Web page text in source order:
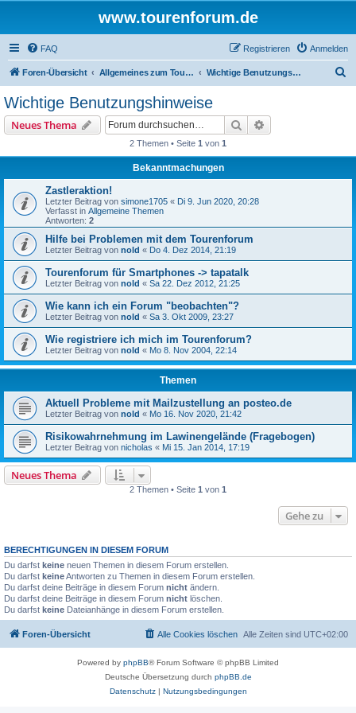
www.tourenforum.de
FAQ Anmelden
Registrieren
Foren-Übersicht Allgemeines zum Tourenforum Wichtige Benutzungshinweise
Wichtige Benutzungshinweise
Neues Thema Suche
2 Themen • Seite 1 von 1
Bekanntmachungen
Zastleraktion!
Letzter Beitrag von simone1705 « Di 9. Jun 2020, 20:28
Verfasst in Allgemeine Themen
Antworten: 2
Hilfe bei Problemen mit dem Tourenforum
Letzter Beitrag von nold « Do 4. Dez 2014, 21:19
Tourenforum für Smartphones -> tapatalk
Letzter Beitrag von nold « Sa 22. Dez 2012, 21:25
Wie kann ich ein Forum "beobachten"?
Letzter Beitrag von nold « Sa 3. Okt 2009, 23:27
Wie registriere ich mich im Tourenforum?
Letzter Beitrag von nold « Mo 8. Nov 2004, 22:14
Themen
Aktuell Probleme mit Mailzustellung an posteo.de
Letzter Beitrag von nold « Mo 16. Nov 2020, 21:42
Risikowahrnehmung im Lawinengelände (Fragebogen)
Letzter Beitrag von nicholas « Mi 15. Jan 2014, 17:19
Neues Thema
2 Themen • Seite 1 von 1
Gehe zu
BERECHTIGUNGEN IN DIESEM FORUM
Du darfst keine neuen Themen in diesem Forum erstellen.
Du darfst keineAntworten zu Themen in diesem Forum erstellen.
Du darfst deine Beiträge in diesem Forum nicht ändern.
Du darfst deine Beiträge in diesem Forum nicht löschen.
Du darfst keine Dateianhänge in diesem Forum erstellen.
Foren-Übersicht Alle Zeiten sind UTC+02:00
Alle Cookies löschen
Powered by phpBB® Forum Software © phpBB Limited
Deutsche Übersetzung durch phpBB.de
Datenschutz| Nutzungsbedingungen